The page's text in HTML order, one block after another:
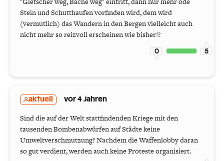
Stein und Schutthaufen vorfinden wird, dem wird
(vermutlich) das Wandern in den Bergen vielleicht auch
nicht mehr so reizvoll erscheinen wie bisher!?
0 5
aktuell vor 4 Jahren
Sind die auf der Welt stattfindenden Kriege mit den
tausenden Bombenabwürfen auf Städte keine
Umweltverschmutzung? Nachdem die Waffenlobby daran
so gut verdient, werden auch keine Proteste organisiert.